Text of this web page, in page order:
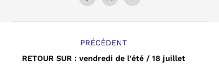
PRÉCÉDENT
RETOUR SUR : vendredi de l'été / 18 juillet